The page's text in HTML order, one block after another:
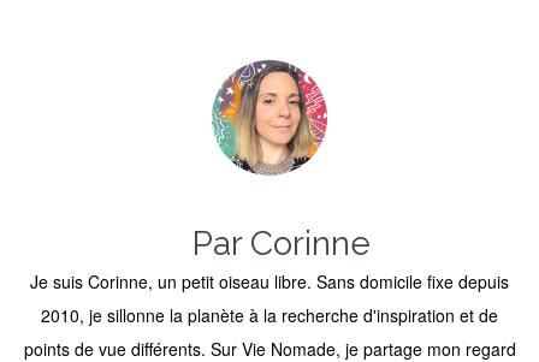
Par Corinne
Je suis Corinne, un petit oiseau libre. Sans domicile fixe depuis
2010, je sillonne la planète à la recherche d'inspiration et de
points de vue différents. Sur Vie Nomade, je partage mon regard